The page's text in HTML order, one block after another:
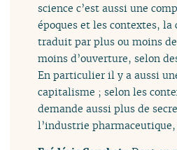
science c’est aussi une
époques et les contextes,
traduit par plus ou moins
moins d’ouverture, selon
En particulier il y a aussi
capitalisme ; selon les
demande aussi plus de
l’industrie pharmaceutique,